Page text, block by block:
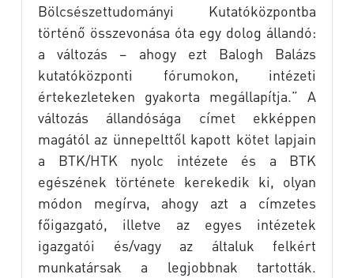
Bölcsészettudományi Kutatóközpontba
történő összevonása óta egy dolog állandó:
a változás – ahogy ezt Balogh Balázs
kutatóközponti fórumokon, intézeti
értekezleteken gyakorta megállapítja.” A
változás állandósága címet ekképpen
magától az ünnepelttől kapott kötet lapjain
a BTK/HTK nyolc intézete és a BTK
egészének története kerekedik ki, olyan
módon megírva, ahogy azt a címzetes
főigazgató, illetve az egyes intézetek
igazgatói és/vagy az általuk felkért
munkatársak a legjobbnak tartották.